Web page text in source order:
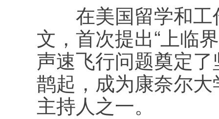
在美国留学和工
文，首次提出“上临
声速飞行问题奠定
鹊起，成为康奈尔
主持人之一。